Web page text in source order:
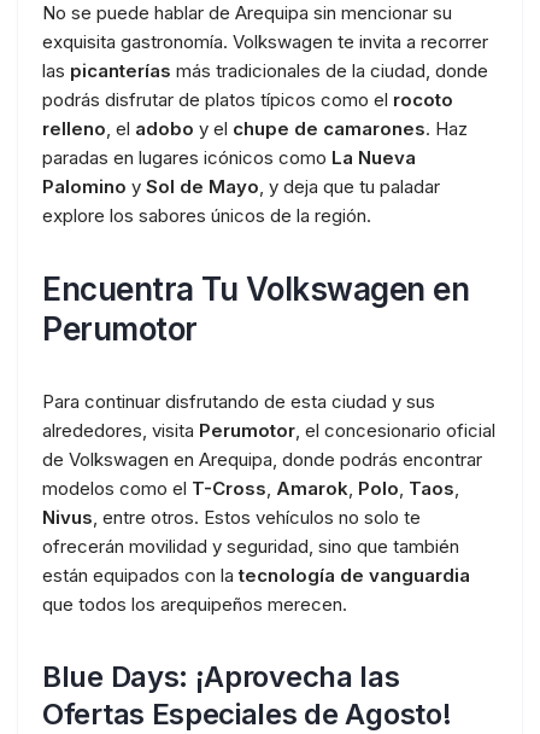
No se puede hablar de Arequipa sin mencionar su
exquisita gastronomía. Volkswagen te invita a recorrer
las picanterías más tradicionales de la ciudad, donde
podrás disfrutar de platos típicos como el rocoto
relleno, el adobo y el chupe de camarones. Haz
paradas en lugares icónicos como La Nueva
Palomino y Sol de Mayo, y deja que tu paladar
explore los sabores únicos de la región.
Encuentra Tu Volkswagen en
Perumotor
Para continuar disfrutando de esta ciudad y sus
alrededores, visita Perumotor, el concesionario oficial
de Volkswagen en Arequipa, donde podrás encontrar
modelos como el T-Cross, Amarok, Polo, Taos,
Nivus, entre otros. Estos vehículos no solo te
ofrecerán movilidad y seguridad, sino que también
están equipados con latecnología de vanguardia
que todos los arequipeños merecen.
Blue Days: ¡Aprovecha las
Ofertas Especiales de Agosto!